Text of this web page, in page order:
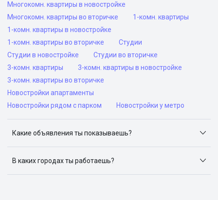
Многокомн. квартиры в новостройке
Многокомн. квартиры во вторичке
1-комн. квартиры
1-комн. квартиры в новостройке
1-комн. квартиры во вторичке
Студии
Студии в новостройке
Студии во вторичке
3-комн. квартиры
3-комн. квартиры в новостройке
3-комн. квартиры во вторичке
Новостройки апартаменты
Новостройки рядом с парком
Новостройки у метро
Какие объявления ты показываешь?
объявлений: ЦИАН, Домклик, Яндекс.Недвижимость,
Авито, Самолет.Плюс.
В каких городах ты работаешь?